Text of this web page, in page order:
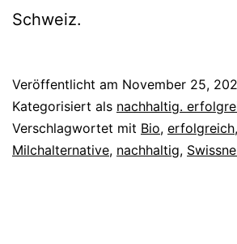
Schweiz.
Veröffentlicht am November 25,
Kategorisiert als nachhaltig.
Verschlagwortet mit Bio, erfolgreich,
Milchalternative, nachhaltig,